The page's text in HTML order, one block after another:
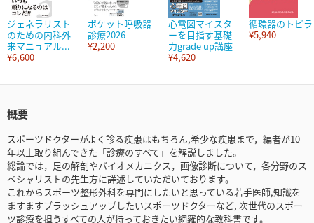
ジェネラリスト
のための内科外
来マニュアル...
¥6,600
ポケット呼吸器
診療2026
¥2,200
心電図マイスタ
ーを目指す基礎
力grade up講座
¥4,620
循環器のトビラ
¥5,940
概要
スポーツドクターがよく診る疾患はもちろん,希少な疾患まで，編者が10
年以上取り組んできた「診療のすべて」を解説しました。
総論では，足の解剖やバイオメカニクス，画像診断について，各分野のス
ペシャリストの先生方に詳述していただいております。
これからスポーツ整形外科を専門にしたいと思っている若手医師,知識を
ますますブラッシュアップしたいスポーツドクターなど, 次世代のスポー
ツ診療を担うすべての人が持っておきたい網羅的な教科書です。